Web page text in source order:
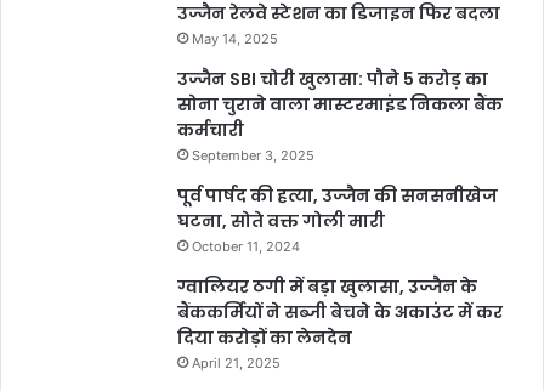
उज्जैन रेलवे स्टेशन का डिजाइन फिर बदला
May 14, 2025
उज्जैन SBI चोरी खुलासा: पौने 5 करोड़ का
सोना चुराने वाला मास्टरमाइंड निकला बैंक
कर्मचारी
September 3, 2025
पूर्व पार्षद की हत्या, उज्जैन की सनसनीखेज
घटना, सोते वक्त गोली मारी
October 11, 2024
ग्वालियर ठगी में बड़ा खुलासा, उज्जैन के
बैंककर्मियों ने सब्जी बेचने के अकाउंट में कर
दिया करोड़ों का लेनदेन
April 21, 2025